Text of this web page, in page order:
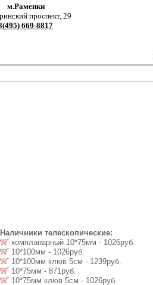
м.Раменки
проспект, 29
669-8817
Наличники телескопические:
компланарный 10*75мм - 1026руб.
10*100мм - 1026руб.
10*100мм клюв 5см - 1239руб.
10*75мм - 871руб.
10*75мм клюв 5см - 1026руб.